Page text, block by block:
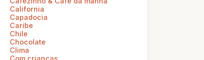
California
Capadocia
Caribe
Chile
Chocolate
Clima
Com crianças